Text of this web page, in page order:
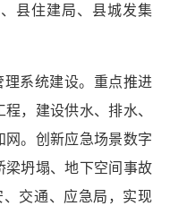
县住建局、县城发集
系统建设。重点推进
，建设供水、排水、
。创新应急场景数字
梁坍塌、地下空间事故
交通、应急局，实现